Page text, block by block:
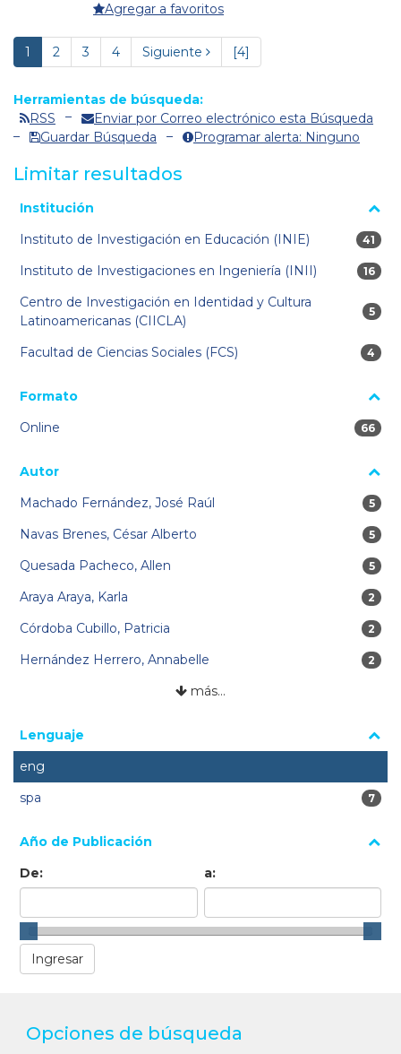
Agregar a favoritos
1 2 3 4 Siguiente [4]
Herramientas de búsqueda:
RSS
Enviar por Correo electrónico esta Búsqueda
Guardar Búsqueda
Programar alerta: Ninguno
Limitar resultados
La página se volverá a cargar cuando se seleccione o excluya
Institución
Instituto de Investigación en Educación (INIE)
41
41
Instituto de Investigaciones en Ingeniería (INII) 16
16
Centro de Investigación en Identidad y Cultura
Latinoamericanas (CIICLA)
5
5
Facultad de Ciencias Sociales (FCS) 4
4
Formato
Online
66
66
Autor
Machado Fernández, José Raúl
5
5
Navas Brenes, César Alberto 5
5
Quesada Pacheco, Allen 5
5
Araya Araya, Karla 2
2
Córdoba Cubillo, Patricia 2
2
Hernández Herrero, Annabelle 2
2
más…
Lenguaje
eng
spa
7
7
Año de Publicación
De:
a:
Opciones de búsqueda